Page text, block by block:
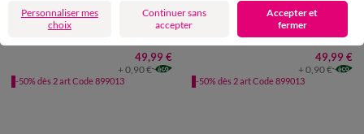
49,99 €
+ 0,90 €
-50% dès 2 art Code 899013
UNITÉ
Table de chevet bicolore, 1 tiroir
49,99 €
+ 0,90 €
-50% dès 2 art Code 899013
Personnaliser mes
choix
Continuer sans
accepter
Accepter et
fermer